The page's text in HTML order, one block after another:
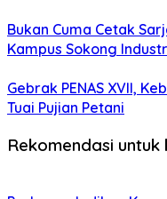
Bukan Cuma Cetak
Kampus Sokong
Gebrak PENAS XVII,
Tuai Pujian Petani
Rekomendasi untuk